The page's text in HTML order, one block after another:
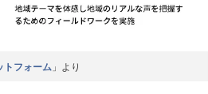
トフォーム 」より